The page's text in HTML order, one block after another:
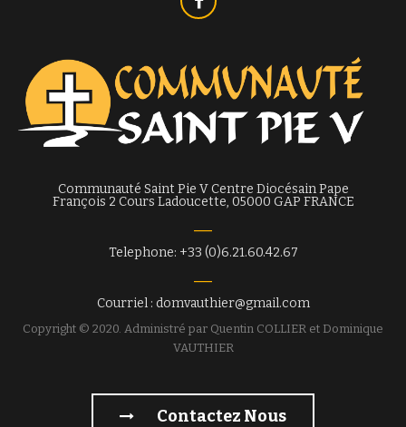
Communauté Saint Pie V Centre Diocésain Pape
François 2 Cours Ladoucette, 05000 GAP FRANCE
Telephone: +33 (0)6.21.60.42.67
Courriel : domvauthier@gmail.com
Copyright © 2020. Administré par Quentin COLLIER et Dominique
VAUTHIER
Contactez Nous